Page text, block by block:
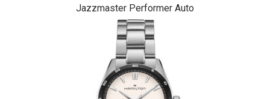
Jazzmaster Performer Auto